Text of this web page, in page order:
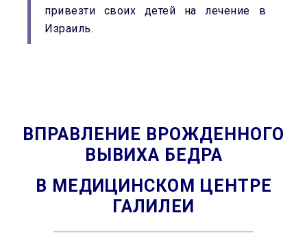
привезти своих детей на лечение в
Израиль.
ВПРАВЛЕНИЕ ВРОЖДЕННОГО
ВЫВИХА БЕДРА
В МЕДИЦИНСКОМ ЦЕНТРЕ
ГАЛИЛЕИ